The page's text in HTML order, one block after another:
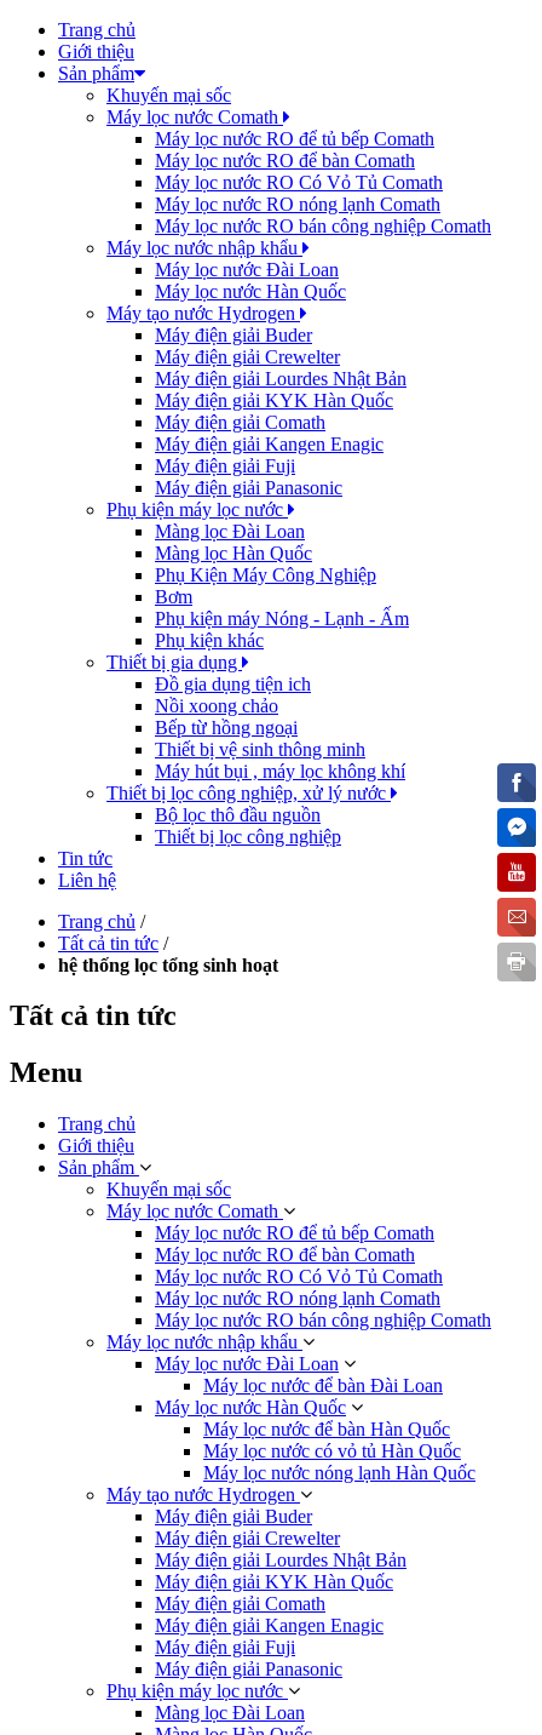
Trang chủ
Giới thiệu
Sản phẩm
Khuyến mại sốc
Máy lọc nước Comath
Máy lọc nước RO để tủ bếp Comath
Máy lọc nước RO để bàn Comath
Máy lọc nước RO Có Vỏ Tủ Comath
Máy lọc nước RO nóng lạnh Comath
Máy lọc nước RO bán công nghiệp Comath
Máy lọc nước nhập khẩu
Máy lọc nước Đài Loan
Máy lọc nước Hàn Quốc
Máy tạo nước Hydrogen
Máy điện giải Buder
Máy điện giải Crewelter
Máy điện giải Lourdes Nhật Bản
Máy điện giải KYK Hàn Quốc
Máy điện giải Comath
Máy điện giải Kangen Enagic
Máy điện giải Fuji
Máy điện giải Panasonic
Phụ kiện máy lọc nước
Màng lọc Đài Loan
Màng lọc Hàn Quốc
Phụ Kiện Máy Công Nghiệp
Bơm
Phụ kiện máy Nóng - Lạnh - Ấm
Phụ kiện khác
Thiết bị gia dụng
Đồ gia dụng tiện ich
Nồi xoong chảo
Bếp từ hồng ngoại
Thiết bị vệ sinh thông minh
Máy hút bụi , máy lọc không khí
Thiết bị lọc công nghiệp, xử lý nước
Bộ lọc thô đầu nguồn
Thiết bị lọc công nghiệp
Tin tức
Liên hệ
Trang chủ /
Tất cả tin tức /
hệ thống lọc tổng sinh hoạt
Tất cả tin tức
Menu
Trang chủ
Giới thiệu
Sản phẩm
Khuyến mại sốc
Máy lọc nước Comath
Máy lọc nước RO để tủ bếp Comath
Máy lọc nước RO để bàn Comath
Máy lọc nước RO Có Vỏ Tủ Comath
Máy lọc nước RO nóng lạnh Comath
Máy lọc nước RO bán công nghiệp Comath
Máy lọc nước nhập khẩu
Máy lọc nước Đài Loan
Máy lọc nước để bàn Đài Loan
Máy lọc nước Hàn Quốc
Máy lọc nước để bàn Hàn Quốc
Máy lọc nước có vỏ tủ Hàn Quốc
Máy lọc nước nóng lạnh Hàn Quốc
Máy tạo nước Hydrogen
Máy điện giải Buder
Máy điện giải Crewelter
Máy điện giải Lourdes Nhật Bản
Máy điện giải KYK Hàn Quốc
Máy điện giải Comath
Máy điện giải Kangen Enagic
Máy điện giải Fuji
Máy điện giải Panasonic
Phụ kiện máy lọc nước
Màng lọc Đài Loan